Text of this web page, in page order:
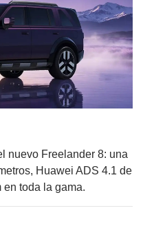
nuevo Freelander 8: una
Huawei ADS 4.1 de
toda la gama.